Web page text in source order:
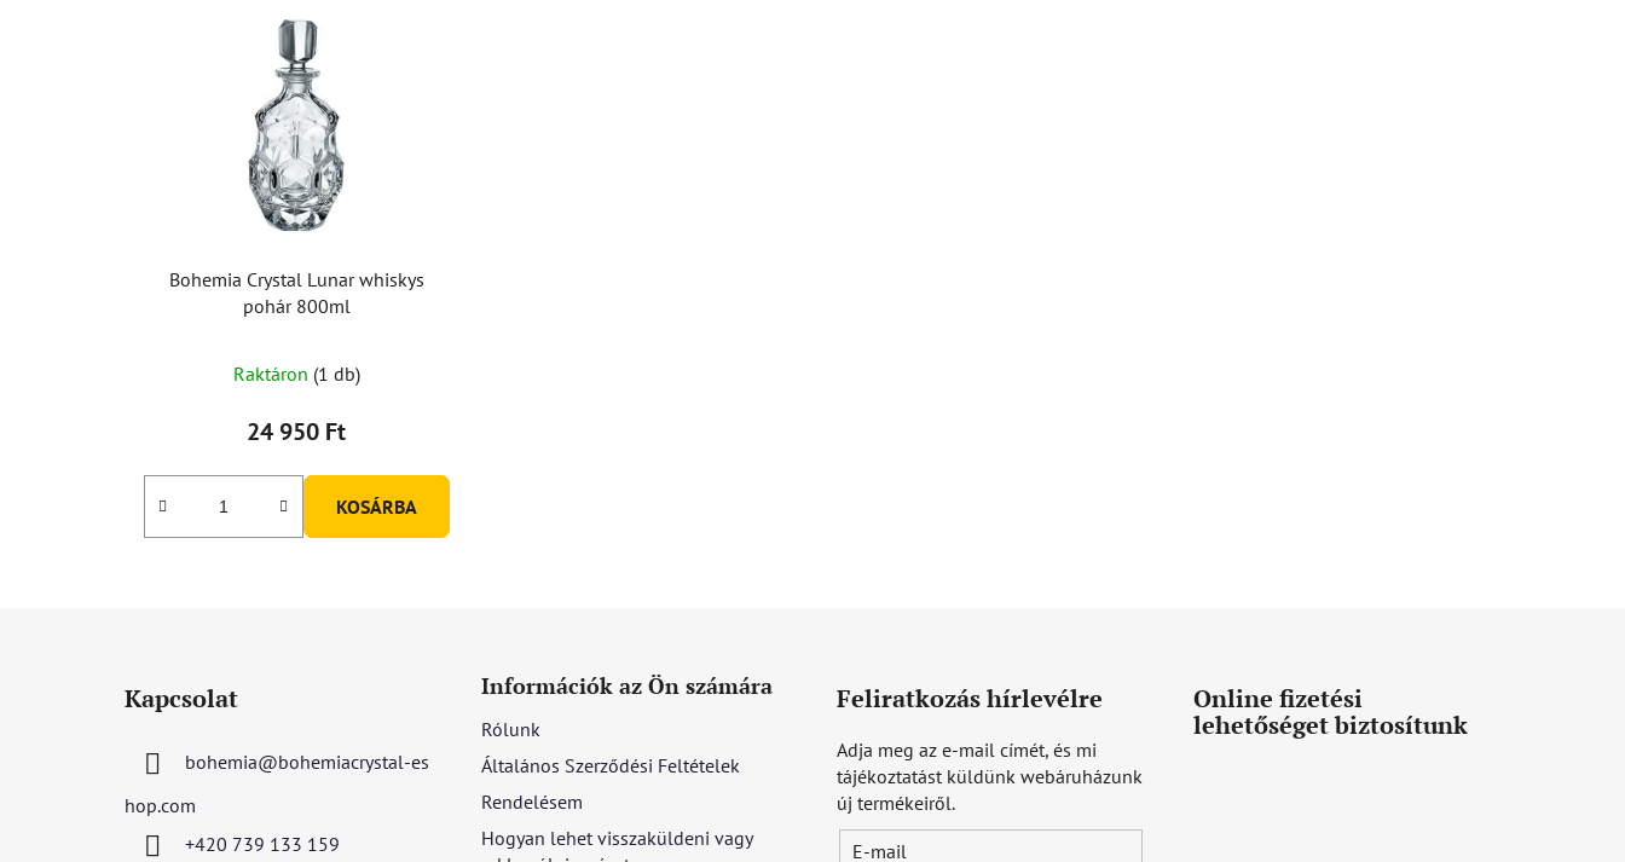
Bohemia Crystal Lunar whiskys
pohár 800ml
Raktáron (1 db)
24 950 Ft
KOSÁRBA
Kapcsolat
bohemia@bohemiacrystal-es
hop.com
+420 739 133 159
Információk az Ön számára
Rólunk
Általános Szerződési Feltételek
Rendelésem
Hogyan lehet visszaküldeni vagy
Feliratkozás hírlevélre
Adja meg az e-mail címét, és mi
tájékoztatást küldünk webáruházunk
új termékeiről.
E-mail
Online fizetési
lehetőséget biztosítunk